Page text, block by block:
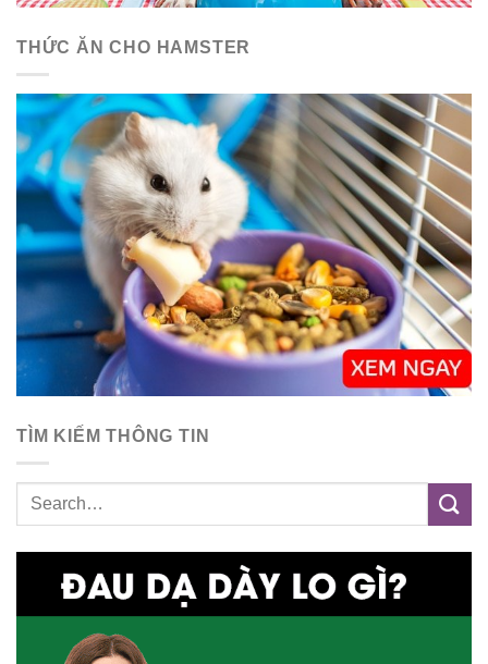
THỨC ĂN CHO HAMSTER
TÌM KIẾM THÔNG TIN